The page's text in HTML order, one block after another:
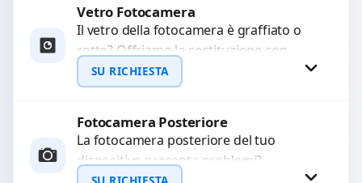
Richiedi Preventivo
WhatsApp
Vetro Fotocamera
Il vetro della fotocamera è graffiato o
rotto? Offriamo la sostituzione con
ricambi di alta qualità garantiti per 3
mesi....
SU RICHIESTA
Richiedi Preventivo
WhatsApp
Fotocamera Posteriore
La fotocamera posteriore del tuo
dispositivo presenta problemi?